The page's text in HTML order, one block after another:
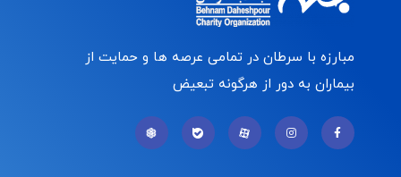
مبارزه با سرطان در تمامی عرصه ها و حمایت از
بیماران به دور از هرگونه تبعیض